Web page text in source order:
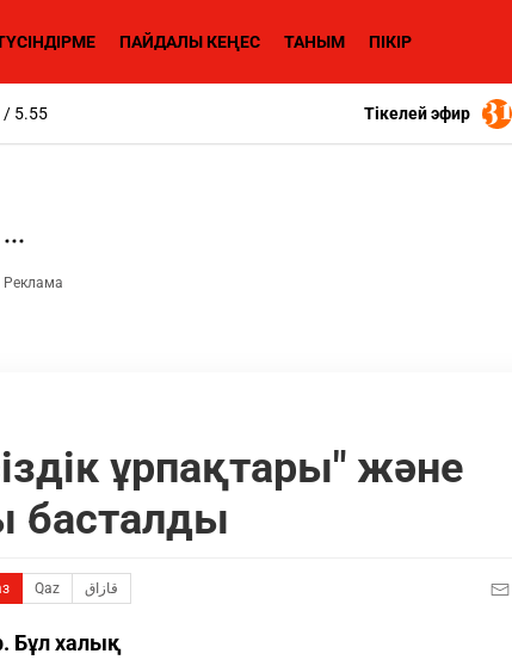
ПАЙДАЛЫ КЕҢЕС ТАНЫМ ПІКІР
/ 5.55 Тікелей эфир
ұрпақтары" және
басталды
Qaz قازاق
Бұл халық